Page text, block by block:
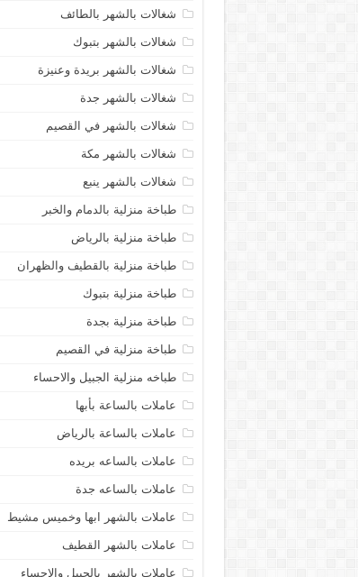
شغالات بالشهر بالطائف
شغالات بالشهر بتبوك
شغالات بالشهر بريدة وعنيزة
شغالات بالشهر جدة
شغالات بالشهر في القصيم
شغالات بالشهر مكة
شغالات بالشهر ينبع
طباخة منزلية بالدمام والخبر
طباخة منزلية بالرياض
طباخة منزلية بالقطيف والظهران
طباخة منزلية بتبوك
طباخة منزلية بجدة
طباخة منزلية في القصيم
طباخه منزلية الجبيل والاحساء
عاملات بالساعة بأبها
عاملات بالساعة بالرياض
عاملات بالساعه بريده
عاملات بالساعه جدة
عاملات بالشهر ابها وخميس مشيط
عاملات بالشهر القطيف
عاملات بالشهر بالجبيل والاحساء